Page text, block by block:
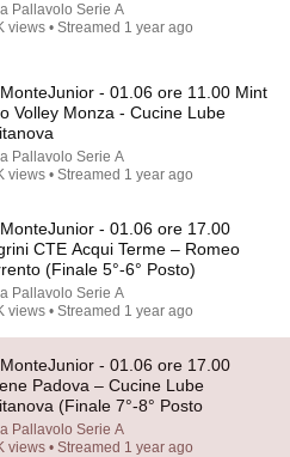
IN DIRETTA…
IL MICROFONO E
Pallavolo Serie A
views • Streamed 1 year ago
- 01.06 ore 11.00 Mint
Volley Monza - Cucine Lube
Pallavolo Serie A
views • Streamed 1 year ago
- 01.06 ore 17.00
CTE Acqui Terme – Romeo
(Finale 5°-6° Posto)
Pallavolo Serie A
views • Streamed 1 year ago
- 01.06 ore 17.00
Padova – Cucine Lube
(Finale 7°-8° Posto
Pallavolo Serie A
views • Streamed 1 year ago